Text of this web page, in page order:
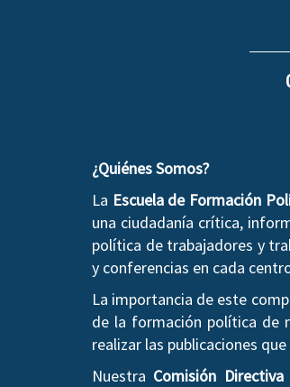
¿Quiénes Somos?
La Escuela de Formación
una ciudadanía crítica,
política de trabajadores y
y conferencias en cada
La importancia de este
de la formación política de
realizar las publicaciones
Nuestra Comisión Directiva